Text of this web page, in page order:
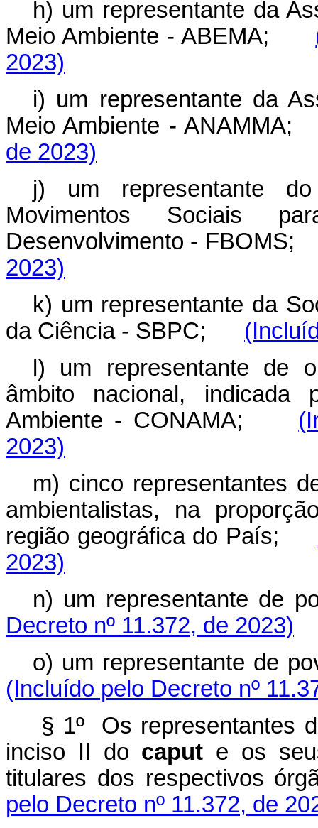
h) um representante da
Meio Ambiente - ABEMA;
2023)
i) um representante da
Meio Ambiente -
de 2023)
j) um representante
Movimentos Sociais
Desenvolvimento -
2023)
k) um representante da
da Ciência - SBPC;
l) um representante de
âmbito nacional, indicada
Ambiente - CONAMA;
2023)
m) cinco representantes
ambientalistas, na
região geográfica do País;
2023)
n) um representante
Decreto nº 11.372, de 2023)
o) um representante de
(Incluído pelo Decreto nº
§ 1º Os representantes
inciso II do caput e os
titulares dos respectivos
pelo Decreto nº 11.372, de